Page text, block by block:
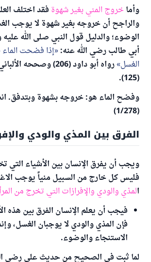
وأما خروج المني بغير شهوةفقد اختلف
والراجح أن خروجه بغير شهوة لا يوجب
الوضوء؛ والدليل قول النبي صلى الله
أبي طالب رضي الله عنه: إذا فضحت
الغسل
رواه أبو داود (206)
(125).
وفضح الماء هو: خروجه بشهوة وبتدفق.
(1/278)
الفرق بين المذي والودي
ويجب أن يفرق الإنسان بين الأشياء التي
فليس كل خارج من السبيل منياً يوجب
المذي والودي والإفرازات التي تخرج من
فيجب أن يعلم الإنسان الفرق بين هذه
فإن المذي والودي لا يوجبان الغسل،
الاستنجاء والوضوء.
لما ثبت في الصحيح من حديث علي رضي